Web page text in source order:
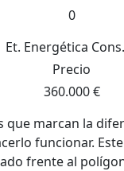
0
Et. Energética Cons.
Precio
360.000 €
que marcan la
funcionar.
frente al